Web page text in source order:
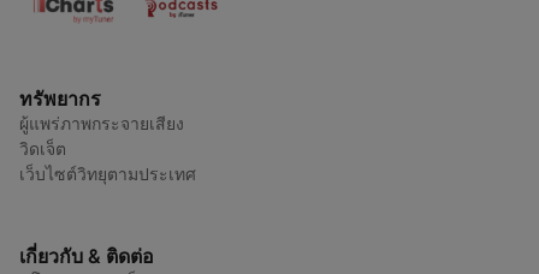
ทรัพยากร
ผู้แพร่ภาพกระจายเสียง
วิดเจ็ต
เว็บไซต์วิทยุตามประเทศ
เกี่ยวกับ & ติดต่อ